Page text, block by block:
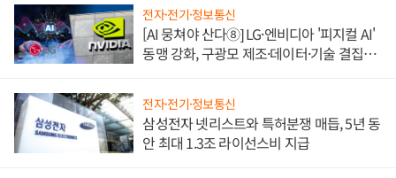
전자·전기·정보통신
[AI 뭉쳐야 산다⑧] LG·엔비디아 '피지컬 AI'
동맹 강화, 구광모 제조·데이터·기술 결집
전자·전기·정보통신
삼성전자 넷리스트와 특허분쟁 매듭, 5년 동
안 최대 1.3조 라이선스비 지급